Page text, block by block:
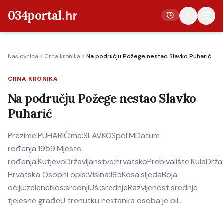
034portal.hr
Crna kronika
Poljoprivreda
Politika
Gospodarstvo
Život
Kultura
Sport
Naslovnica Crna kronika Na području Požege nestao Slavko Puharić
CRNA KRONIKA
Na području Požege nestao Slavko
Puharić
Prezime:PUHARIĆIme:SLAVKOSpol:MDatum
rođenja:1959.Mjesto
Hrvatska Osobni opis:Visina:185Kosa:sijedaBoja
očiju:zeleneNos:srednjiUši:srednjeRazvijenost:srednje
tjelesne građeU trenutku nestanka osoba je bil…